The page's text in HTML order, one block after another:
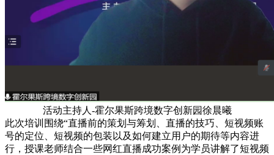
活动主持人-霍尔果斯跨境数字创新园徐晨曦
此次培训围绕“直播前的策划与筹划、直播的技巧、短视频账
号的定位、短视频的包装以及如何建立用户的期待等内容进
行，授课老师结合一些网红直播成功案例为学员讲解了短视频